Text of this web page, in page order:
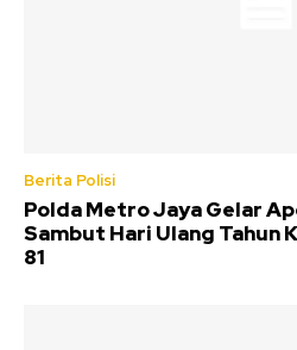
Berita Polisi
Polda Metro Jaya Gelar
Sambut Hari Ulang Tahun
81